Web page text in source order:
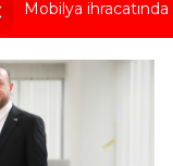
Göz için “Akıllı
Devletin iki
‘Devlette para yok!’
Kuru meyve
Mobilya